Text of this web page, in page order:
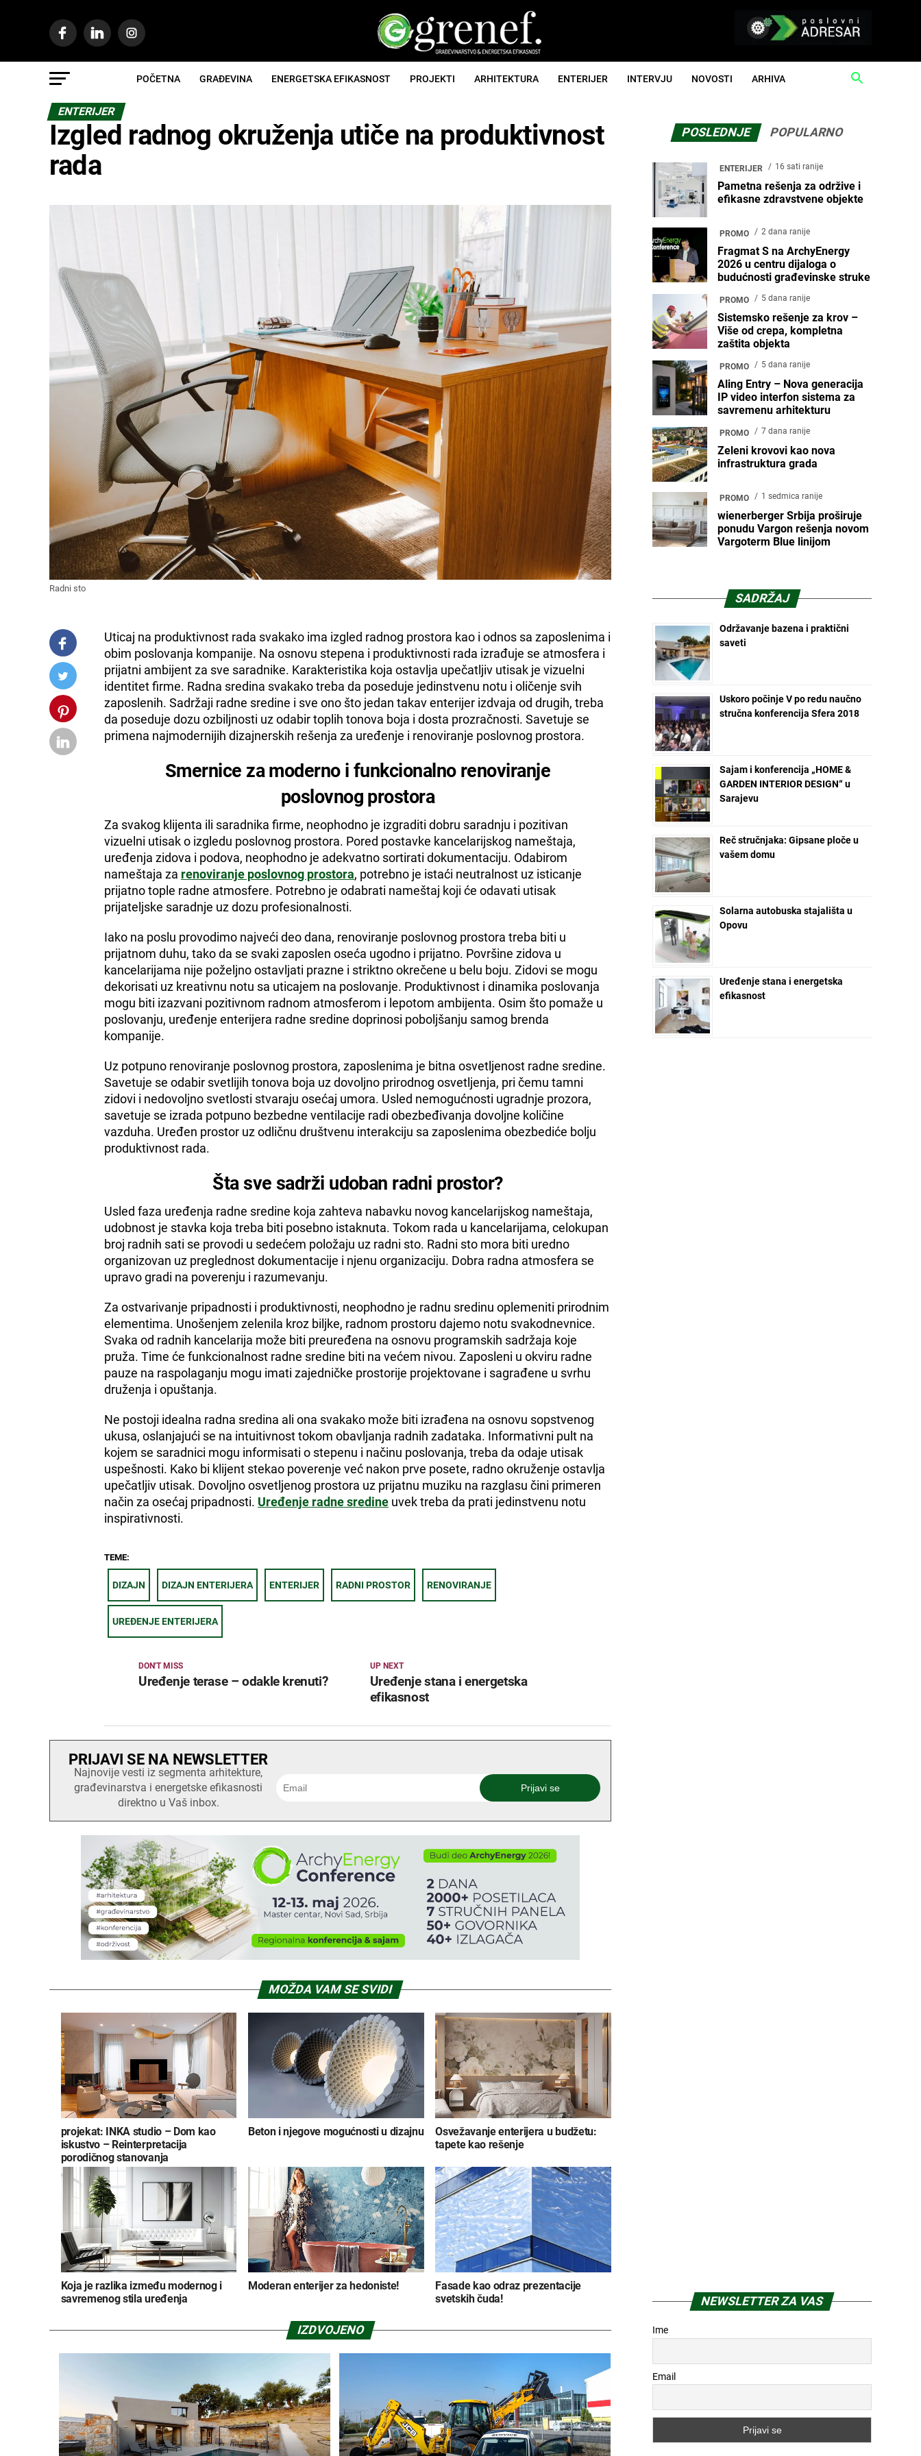
POČETNA GRAĐEVINA ENERGETSKA EFIKASNOST PROJEKTI ARHITEKTURA ENTERIJER INTERVJU NOVOSTI ARHIVA
ENTERIJER
Izgled radnog okruženja utiče na produktivnost
rada
Radni sto
Uticaj na produktivnost rada svakako ima izgled radnog prostora kao i odnos sa zaposlenima i
obim poslovanja kompanije. Na osnovu stepena i produktivnosti rada izrađuje se atmosfera i
prijatni ambijent za sve saradnike. Karakteristika koja ostavlja upečatljiv utisak je vizuelni
identitet firme. Radna sredina svakako treba da poseduje jedinstvenu notu i oličenje svih
zaposlenih. Sadržaji radne sredine i sve ono što jedan takav enterijer izdvaja od drugih, treba
da poseduje dozu ozbiljnosti uz odabir toplih tonova boja i dosta prozračnosti. Savetuje se
primena najmodernijih dizajnerskih rešenja za uređenje i renoviranje poslovnog prostora.
Smernice za moderno i funkcionalno renoviranje
poslovnog prostora
Za svakog klijenta ili saradnika firme, neophodno je izgraditi dobru saradnju i pozitivan
vizuelni utisak o izgledu poslovnog prostora. Pored postavke kancelarijskog nameštaja,
uređenja zidova i podova, neophodno je adekvatno sortirati dokumentaciju. Odabirom
nameštaja za renoviranje poslovnog prostora, potrebno je istaći neutralnost uz isticanje
prijatno tople radne atmosfere. Potrebno je odabrati nameštaj koji će odavati utisak
prijateljske saradnje uz dozu profesionalnosti.
Iako na poslu provodimo najveći deo dana, renoviranje poslovnog prostora treba biti u
prijatnom duhu, tako da se svaki zaposlen oseća ugodno i prijatno. Površine zidova u
kancelarijama nije poželjno ostavljati prazne i striktno okrečene u belu boju. Zidovi se mogu
dekorisati uz kreativnu notu sa uticajem na poslovanje. Produktivnost i dinamika poslovanja
mogu biti izazvani pozitivnom radnom atmosferom i lepotom ambijenta. Osim što pomaže u
poslovanju, uređenje enterijera radne sredine doprinosi poboljšanju samog brenda
kompanije.
Uz potpuno renoviranje poslovnog prostora, zaposlenima je bitna osvetljenost radne sredine.
Savetuje se odabir svetlijih tonova boja uz dovoljno prirodnog osvetljenja, pri čemu tamni
zidovi i nedovoljno svetlosti stvaraju osećaj umora. Usled nemogućnosti ugradnje prozora,
savetuje se izrada potpuno bezbedne ventilacije radi obezbeđivanja dovoljne količine
vazduha. Uređen prostor uz odličnu društvenu interakciju sa zaposlenima obezbediće bolju
produktivnost rada.
Šta sve sadrži udoban radni prostor?
Usled faza uređenja radne sredine koja zahteva nabavku novog kancelarijskog nameštaja,
udobnost je stavka koja treba biti posebno istaknuta. Tokom rada u kancelarijama, celokupan
broj radnih sati se provodi u sedećem položaju uz radni sto. Radni sto mora biti uredno
organizovan uz preglednost dokumentacije i njenu organizaciju. Dobra radna atmosfera se
upravo gradi na poverenju i razumevanju.
Za ostvarivanje pripadnosti i produktivnosti, neophodno je radnu sredinu oplemeniti prirodnim
elementima. Unošenjem zelenila kroz biljke, radnom prostoru dajemo notu svakodnevnice.
Svaka od radnih kancelarija može biti preuređena na osnovu programskih sadržaja koje
pruža. Time će funkcionalnost radne sredine biti na većem nivou. Zaposleni u okviru radne
pauze na raspolaganju mogu imati zajedničke prostorije projektovane i sagrađene u svrhu
druženja i opuštanja.
Ne postoji idealna radna sredina ali ona svakako može biti izrađena na osnovu sopstvenog
ukusa, oslanjajući se na intuitivnost tokom obavljanja radnih zadataka. Informativni pult na
kojem se saradnici mogu informisati o stepenu i načinu poslovanja, treba da odaje utisak
uspešnosti. Kako bi klijent stekao poverenje već nakon prve posete, radno okruženje ostavlja
upečatljiv utisak. Dovoljno osvetljenog prostora uz prijatnu muziku na razglasu čini primeren
način za osećaj pripadnosti. Uređenje radne sredine uvek treba da prati jedinstvenu notu
inspirativnosti.
TEME:
DIZAJN DIZAJN ENTERIJERA ENTERIJER RADNI PROSTOR RENOVIRANJE
UREĐENJE ENTERIJERA
UP NEXT
Uređenje stana i energetska
efikasnost
DON'T MISS
Uređenje terase – odakle krenuti?
PRIJAVI SE NA NEWSLETTER
Najnovije vesti iz segmenta arhitekture,
građevinarstva i energetske efikasnosti
direktno u Vaš inbox.
MOŽDA VAM SE SVIDI
projekat: INKA studio – Dom kao
iskustvo – Reinterpretacija
porodičnog stanovanja
Beton i njegove mogućnosti u dizajnu
Osvežavanje enterijera u budžetu:
tapete kao rešenje
Koja je razlika između modernog i
savremenog stila uređenja
Moderan enterijer za hedoniste!
Fasade kao odraz prezentacije
svetskih čuda!
IZDVOJENO
POSLEDNJE POPULARNO
ENTERIJER 16 sati ranije
Pametna rešenja za održive i
efikasne zdravstvene objekte
PROMO 2 dana ranije
Fragmat S na ArchyEnergy
2026 u centru dijaloga o
budućnosti građevinske struke
PROMO 5 dana ranije
Sistemsko rešenje za krov –
Više od crepa, kompletna
zaštita objekta
PROMO 5 dana ranije
Aling Entry – Nova generacija
IP video interfon sistema za
savremenu arhitekturu
PROMO 7 dana ranije
Zeleni krovovi kao nova
infrastruktura grada
PROMO 1 sedmica ranije
wienerberger Srbija proširuje
ponudu Vargon rešenja novom
Vargoterm Blue linijom
SADRŽAJ
Održavanje bazena i praktični
saveti
Uskoro počinje V po redu naučno
stručna konferencija Sfera 2018
Sajam i konferencija „HOME &
GARDEN INTERIOR DESIGN“ u
Sarajevu
Reč stručnjaka: Gipsane ploče u
vašem domu
Solarna autobuska stajališta u
Opovu
Uređenje stana i energetska
efikasnost